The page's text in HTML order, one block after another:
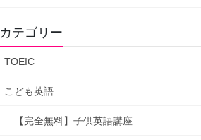
カテゴリー
TOEIC
こども英語
【完全無料】子供英語講座